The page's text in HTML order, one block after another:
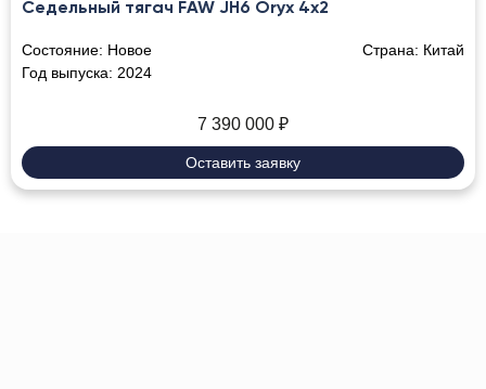
Седельный тягач FAW JH6 Oryx 4х2
Состояние: Новое Страна: Китай
Год выпуска: 2024
7 390 000 ₽
Оставить заявку